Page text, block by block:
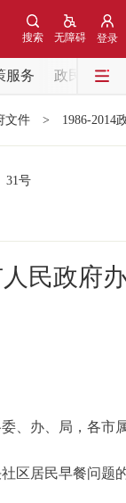
登录
无障碍
搜索
服务
政民互动
文件 > 1986-2014
31号
人民政府
、办、局，各市
居民早餐问题